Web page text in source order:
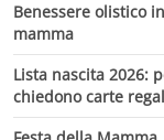
Benessere olistico
mamma
Lista nascita 2026:
chiedono carte